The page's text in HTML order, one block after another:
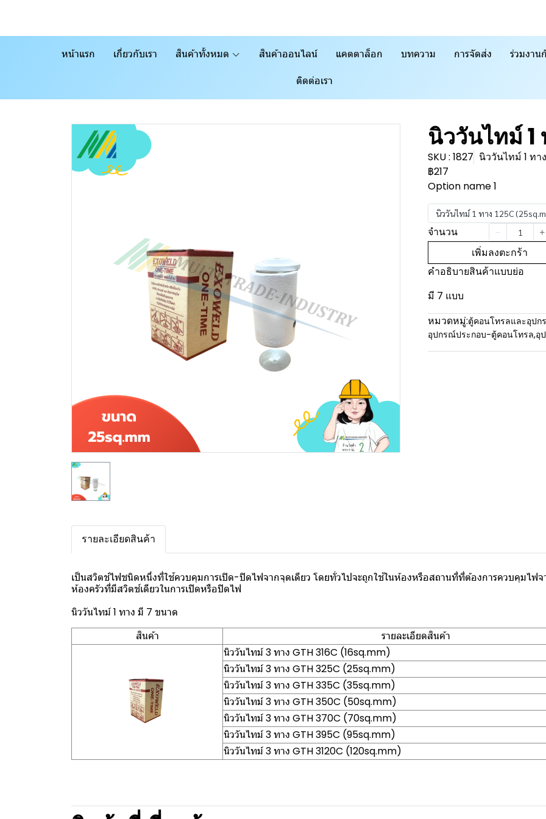
หน้าแรก เกี่ยวกับเรา สินค้าทั้งหมด สินค้าออนไลน์ แคตตาล็อก บทความ การจัดส่ง ร่วมงาน
ติดต่อเรา
นิววันไทม์ 1
SKU : 1827 นิววันไทม์ 1 ทา
฿217
Option name 1
นิววันไทม์ 1 ทาง 125C
จำนวน
เพิ่มลงตะกร้า
คำอธิบายสินค้าแบบย่อ
มี 7 แบบ
หมวดหมู่:ตู้คอนโทรลและอุปก
อุปกรณ์ประกอบ-ตู้คอนโทรล,อุ
รายละเอียดสินค้า
เป็นสวิตช์ไฟชนิดหนึ่งที่ใช้ควบคุมการเปิด-ปิดไฟจากจุดเดียว โดยทั่วไปจะถูกใช้ในห้องหรือสถานที่ที่ต้องการควบคุมไฟ
ห้องครัวที่มีสวิตช์เดียวในการเปิดหรือปิดไฟ
นิววันไทม์ 1 ทาง มี 7 ขนาด
สินค้า
รายละเอียดสินค้า
นิววันไทม์ 3 ทาง GTH 316C (16sq.mm)
นิววันไทม์ 3 ทาง GTH 325C (25sq.mm)
นิววันไทม์ 3 ทาง GTH 335C (35sq.mm)
นิววันไทม์ 3 ทาง GTH 350C (50sq.mm)
นิววันไทม์ 3 ทาง GTH 370C (70sq.mm)
นิววันไทม์ 3 ทาง GTH 395C (95sq.mm)
นิววันไทม์ 3 ทาง GTH 3120C (120sq.mm)